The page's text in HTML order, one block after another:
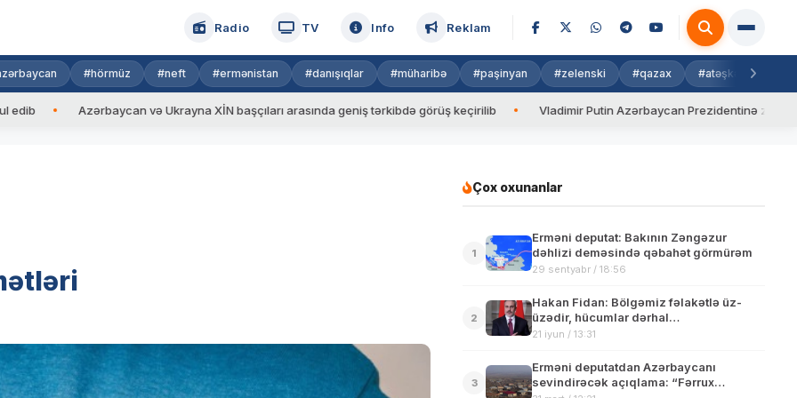
Radio TV Info Reklam
#hörmüz #neft #ermənistan #danışıqlar #müharibə #paşinyan #zelenski #qazax #atəşkəs
Azərbaycan və Ukrayna XİN başçıları arasında geniş tərkibdə görüş keçirilib Vladimir Putin Azərbaycan Prezidentinə zəng edib
Çox oxunanlar
1
Erməni deputat: Bakının Zəngəzur
dəhlizi deməsində qəbahət görmürəm
29 sentyabr / 18:56
2
Hakan Fidan: Bölgəmiz fəlakətlə üz-
üzədir, hücumlar dərhal
dayandırılmalıdır
21 iyun / 13:31
3
Erməni deputatdan Azərbaycanı
sevindirəcək açıqlama: “Fərrux